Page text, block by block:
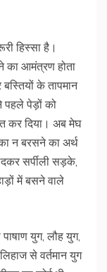
हिस्सा है।
का आमंत्रण होता
के तापमान
पहले पेड़ों को
कर दिया। अब मेघ
न बरसने का अर्थ
सर्पीली सड़के,
में बसने वाले
युग, लौह युग,
से वर्तमान युग